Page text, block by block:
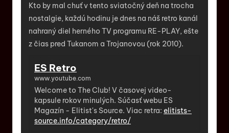
Kto by mal chuť v tento sviatočný deň na trocha
nostalgie, každú hodinu je dnes na náš retro kanál
nahraný diel herného TV programu RE-PLAY, ešte
z čias pred Tukanom a Trojanovou (rok 2010).
ES Retro
www.youtube.com
Welcome to The Club! V časovej video-
kapsule rokov minulých. Súčasť webu ES
Magazín - Elitist's Source. Viac retra: elitists-
source.info/category/retro/